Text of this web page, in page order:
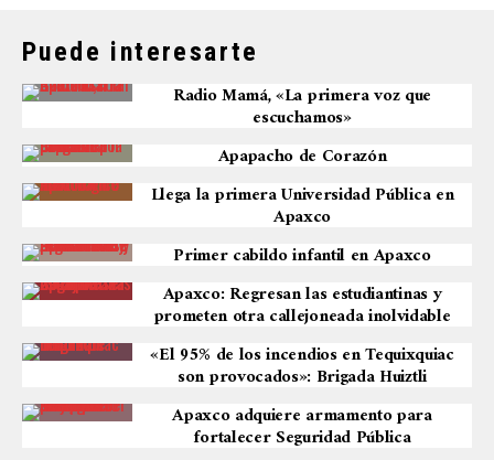
Puede interesarte
Radio Mamá, «La primera voz que
escuchamos»
Apapacho de Corazón
Llega la primera Universidad Pública en
Apaxco
Primer cabildo infantil en Apaxco
Apaxco: Regresan las estudiantinas y
prometen otra callejoneada inolvidable
«El 95% de los incendios en Tequixquiac
son provocados»: Brigada Huiztli
Apaxco adquiere armamento para
fortalecer Seguridad Pública